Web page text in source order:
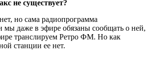
не существует?
но сама радиопрограмма
мы даже в эфире обязаны сообщать о ней,
транслируем Ретро ФМ. Но как
станции ее нет.